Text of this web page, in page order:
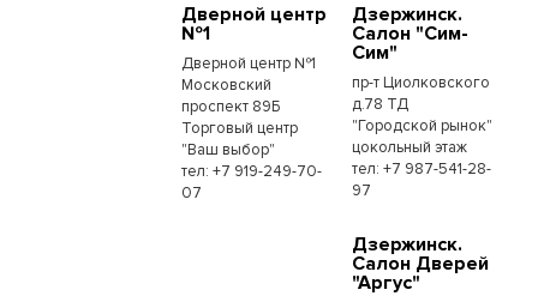
Дверной центр
№1
Дверной центр №1
Московский
проспект 89Б
Торговый центр
"Ваш выбор"
тел: +7 919-249-70-
07
Дзержинск.
Салон "Сим-
Сим"
пр-т Циолковского
д.78 ТД
"Городской рынок"
цокольный этаж
тел: +7 987-541-28-
97
Дзержинск.
Салон Дверей
"Аргус"